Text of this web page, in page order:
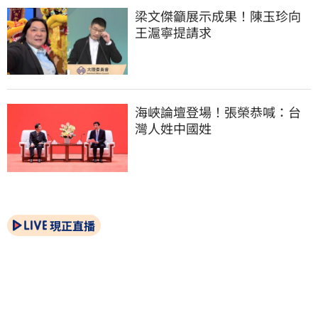
梁文傑籲展示成果！陳玉珍向
王滬寧提請求
海峽論壇登場！張榮恭喊：台
灣人姓中國姓
現正直播